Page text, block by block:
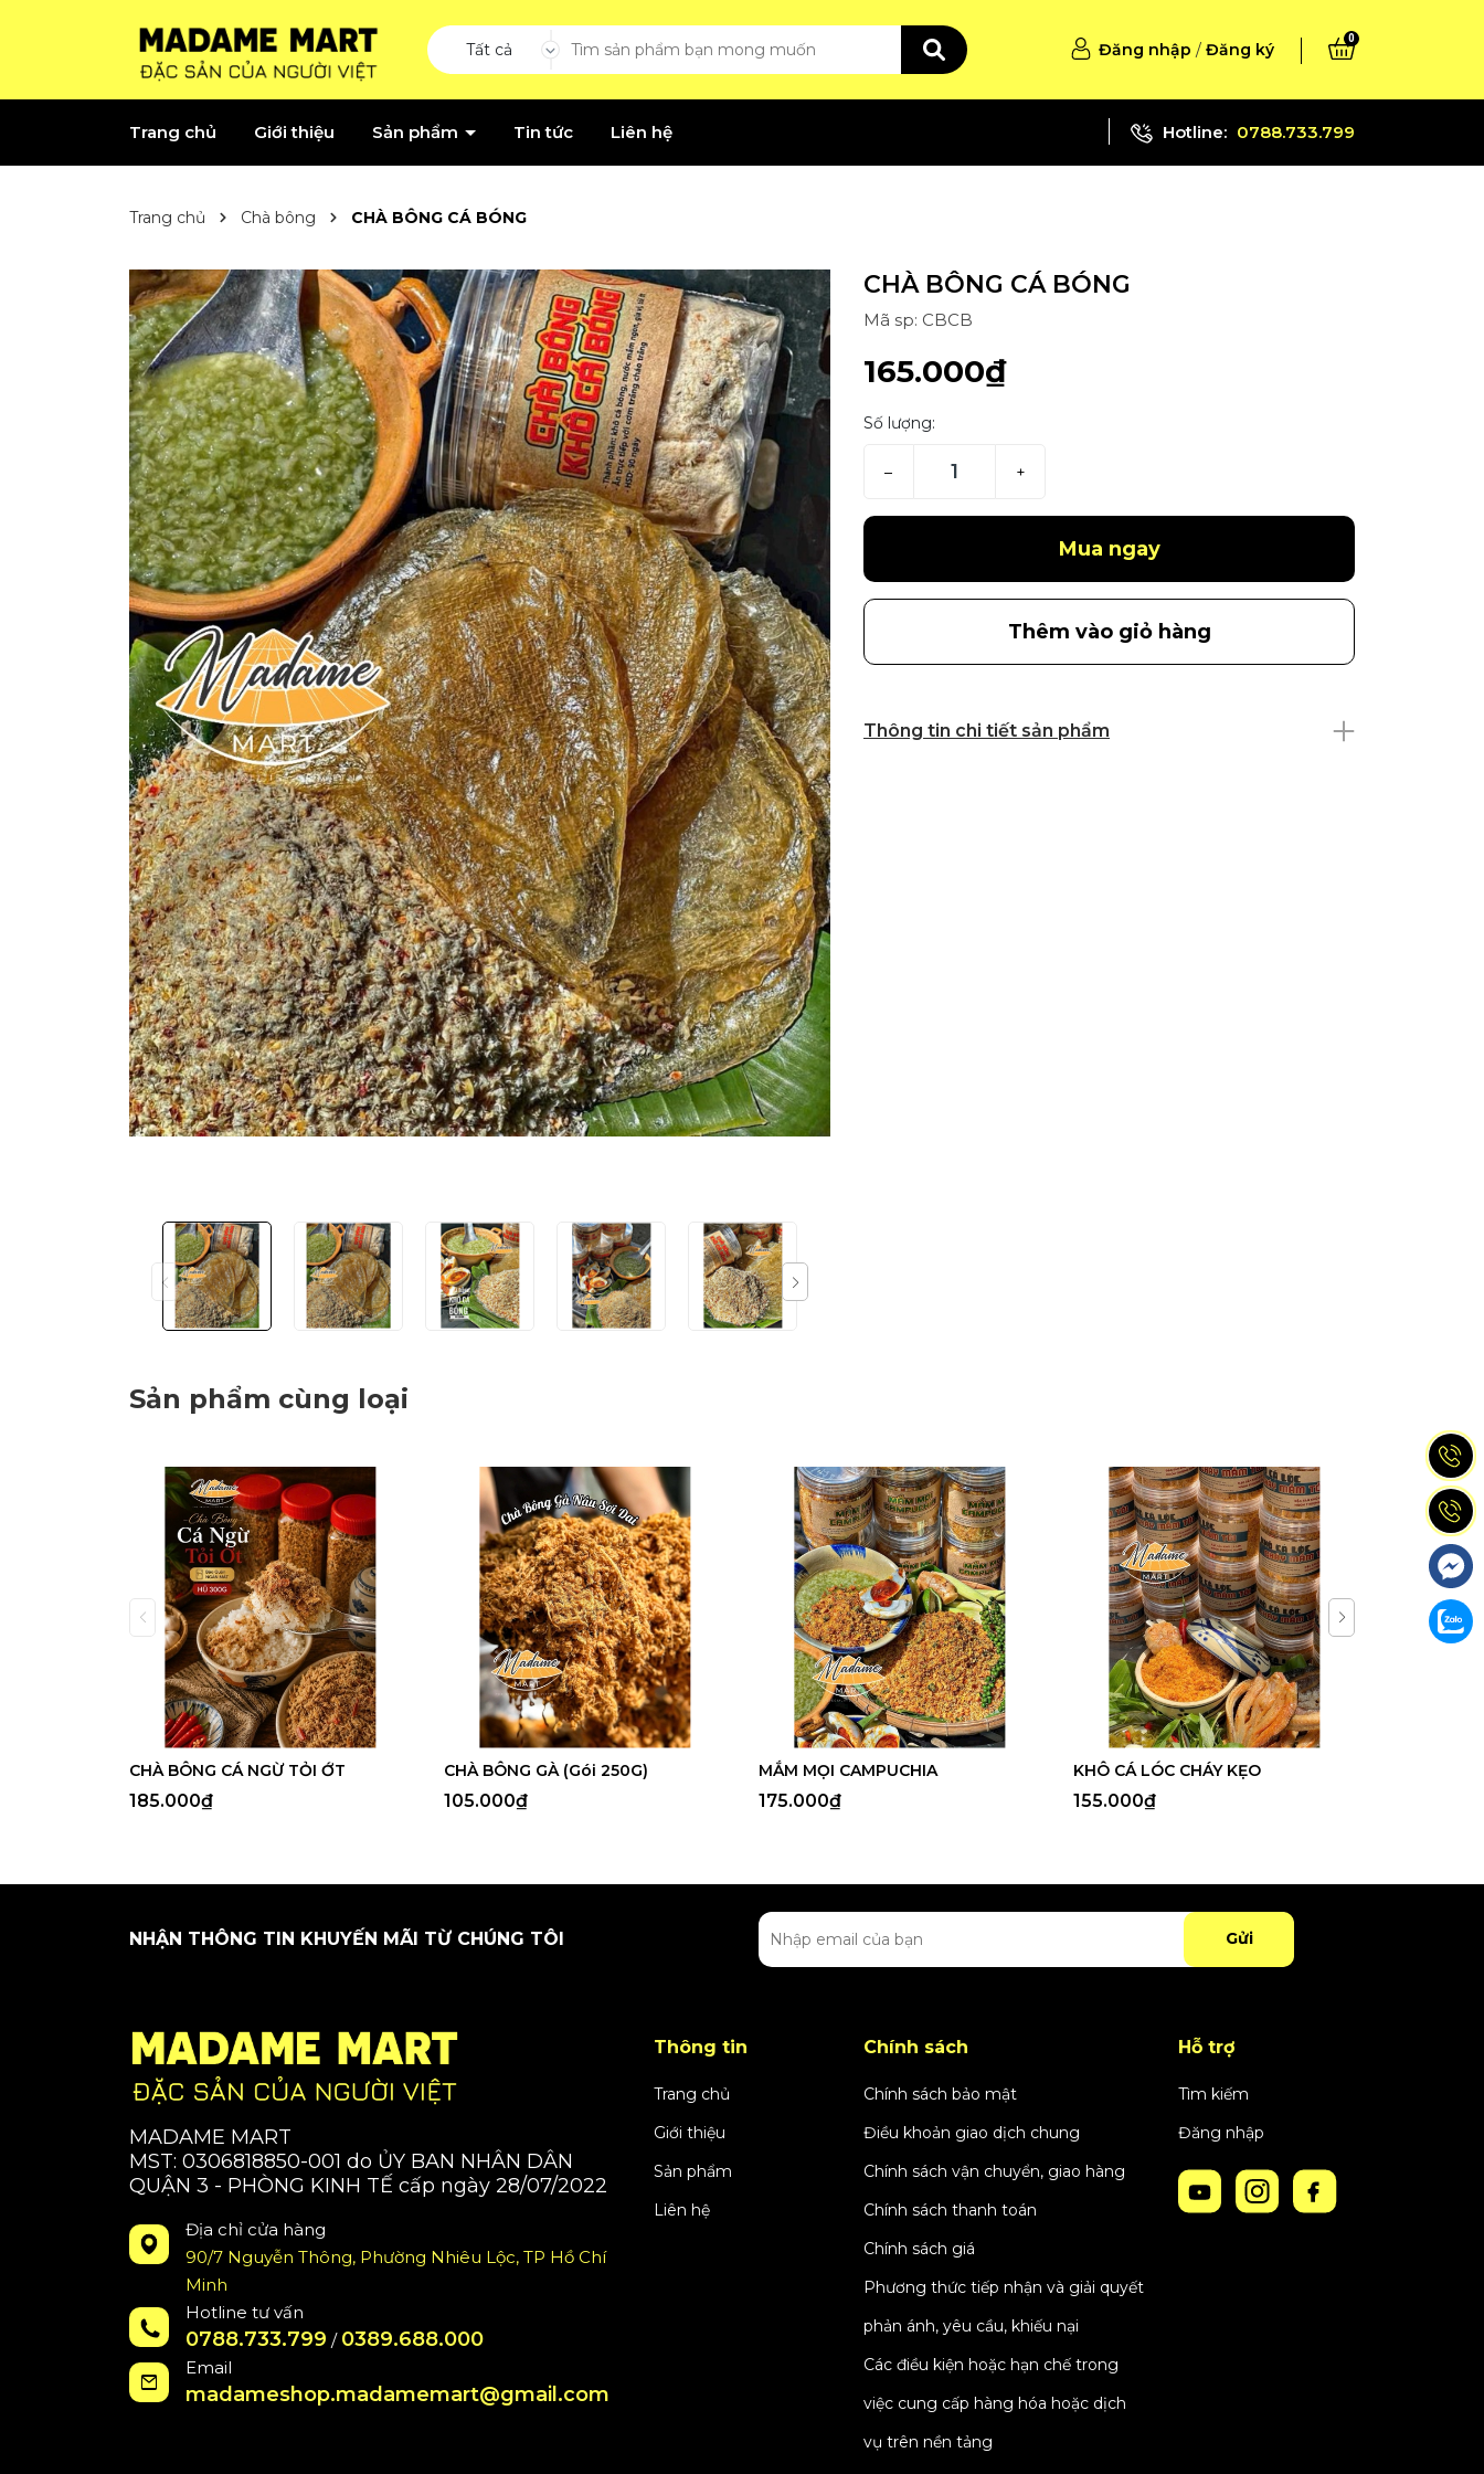
Tất cả Đăng nhập / Đăng ký
0
Trang chủ Giới thiệu Sản phẩm Tin tức Liên hệ Hotline: 0788.733.799
Trang chủ Chà bông CHÀ BÔNG CÁ BÓNG
CHÀ BÔNG CÁ BÓNG
Mã sp: CBCB
165.000₫
Số lượng:
– +
Mua ngay
Thêm vào giỏ hàng
Thông tin chi tiết sản phẩm
Sản phẩm cùng loại
CHÀ BÔNG CÁ NGỪ TỎI ỚT
185.000₫
CHÀ BÔNG GÀ (Gói 250G)
105.000₫
MẮM MỌI CAMPUCHIA
175.000₫
KHÔ CÁ LÓC CHÁY KẸO
155.000₫
NHẬN THÔNG TIN KHUYẾN MÃI TỪ CHÚNG TÔI Gửi
MADAME MART
MST: 0306818850-001 do ỦY BAN NHÂN DÂN
QUẬN 3 - PHÒNG KINH TẾ cấp ngày 28/07/2022
Địa chỉ cửa hàng
90/7 Nguyễn Thông, Phường Nhiêu Lộc, TP Hồ Chí
Minh
Hotline tư vấn
0788.733.799 / 0389.688.000
Email
madameshop.madamemart@gmail.com
Thông tin
Trang chủ
Giới thiệu
Sản phẩm
Liên hệ
Chính sách
Chính sách bảo mật
Điều khoản giao dịch chung
Chính sách vận chuyển, giao hàng
Chính sách thanh toán
Chính sách giá
Phương thức tiếp nhận và giải quyết
phản ánh, yêu cầu, khiếu nại
Các điều kiện hoặc hạn chế trong
việc cung cấp hàng hóa hoặc dịch
vụ trên nền tảng
Hỗ trợ
Tìm kiếm
Đăng nhập